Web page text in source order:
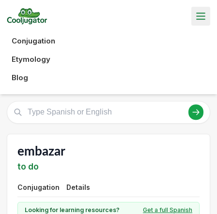
Conjugation
Etymology
Blog
embazar
to do
Conjugation Details
Looking for learning resources?
Get a full Spanish